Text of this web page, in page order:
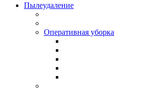
Пылеудаление
Оперативная уборка